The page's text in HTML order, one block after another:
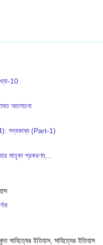
10
আলোচনা
গদ্যকাব্য (Part-1)
মাতৃকা প্রকরণম্…
ইতিহাস, সাহিত্যের ইতিহাস